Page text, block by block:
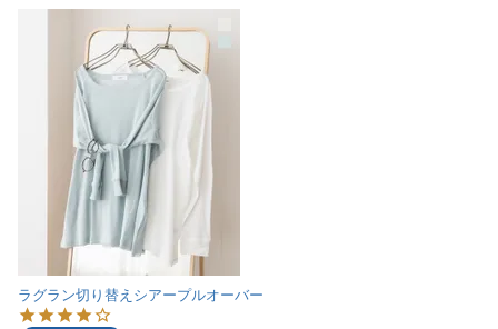
ラグラン切り替えシアープルオーバー